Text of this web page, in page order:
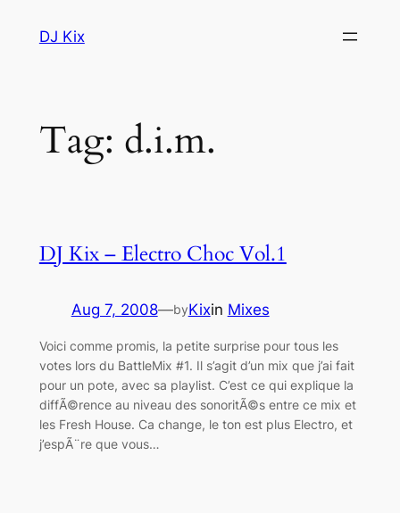
DJ Kix
Tag: d.i.m.
DJ Kix – Electro Choc Vol.1
Aug 7, 2008—byKixin Mixes
Voici comme promis, la petite surprise pour tous les
votes lors du BattleMix #1. Il s’agit d’un mix que j’ai fait
pour un pote, avec sa playlist. C’est ce qui explique la
diffÃ©rence au niveau des sonoritÃ©s entre ce mix et
les Fresh House. Ca change, le ton est plus Electro, et
j’espÃ¨re que vous…